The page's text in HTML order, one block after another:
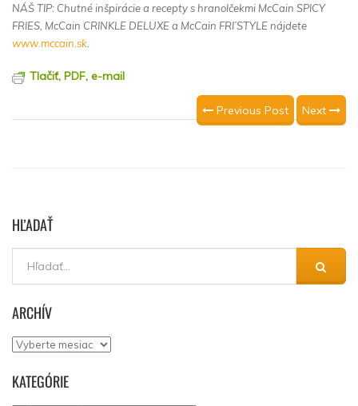
NÁŠ TIP: Chutné inšpirácie a recepty s hranolčekmi McCain SPICY
FRIES, McCain CRINKLE DELUXE a McCain FRI’STYLE nájdete
www.mccain.sk
Tlačiť, PDF, e-mail
Previous Post Next
HĽADAŤ
ARCHÍV
Archív
KATEGÓRIE